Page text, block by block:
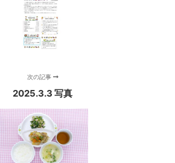
次の記事
2025.3.3 写真